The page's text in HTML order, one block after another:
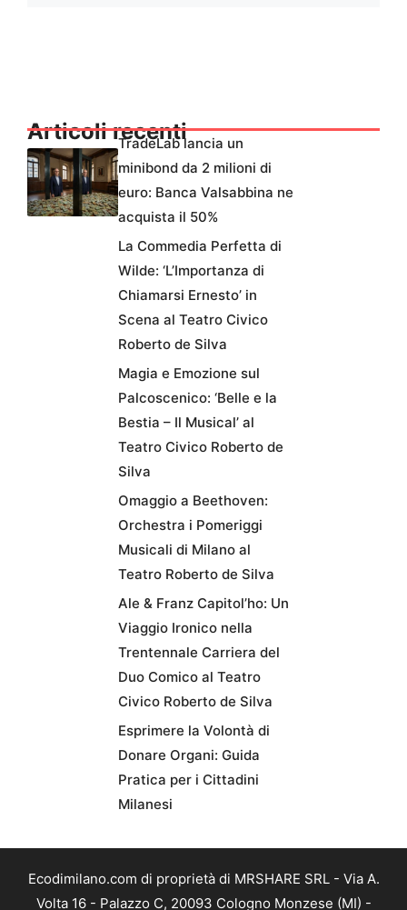
Articoli recenti
TradeLab lancia un
minibond da 2 milioni di
euro: Banca Valsabbina ne
acquista il 50%
La Commedia Perfetta di
Wilde: ‘L’Importanza di
Chiamarsi Ernesto’ in
Scena al Teatro Civico
Roberto de Silva
Magia e Emozione sul
Palcoscenico: ‘Belle e la
Bestia – Il Musical’ al
Teatro Civico Roberto de
Silva
Omaggio a Beethoven:
Orchestra i Pomeriggi
Musicali di Milano al
Teatro Roberto de Silva
Ale & Franz Capitol’ho: Un
Viaggio Ironico nella
Trentennale Carriera del
Duo Comico al Teatro
Civico Roberto de Silva
Esprimere la Volontà di
Donare Organi: Guida
Pratica per i Cittadini
Milanesi
Ecodimilano.com di proprietà di MRSHARE SRL - Via A.
Volta 16 - Palazzo C, 20093 Cologno Monzese (MI) -